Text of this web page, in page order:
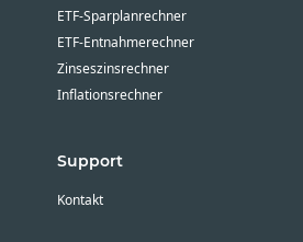
ETF-Sparplanrechner
ETF-Entnahmerechner
Zinseszinsrechner
Inflationsrechner
Support
Kontakt